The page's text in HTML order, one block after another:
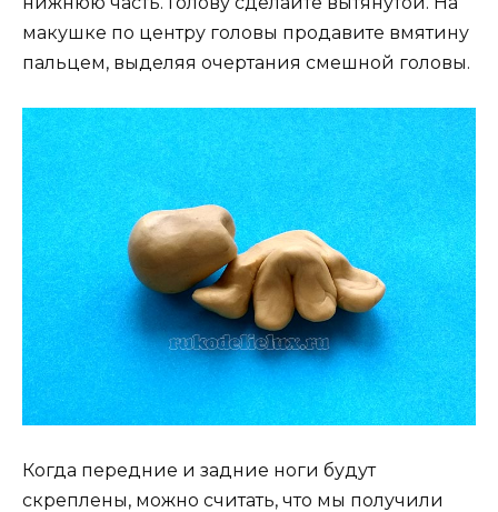
макушке по центру головы продавите вмятину
пальцем, выделяя очертания смешной головы.
Когда передние и задние ноги будут
скреплены, можно считать, что мы получили